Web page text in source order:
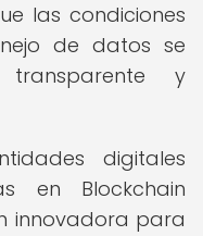
las condiciones
de datos se
y
digitales
en Blockchain
innovadora para